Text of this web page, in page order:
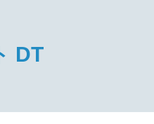
DT